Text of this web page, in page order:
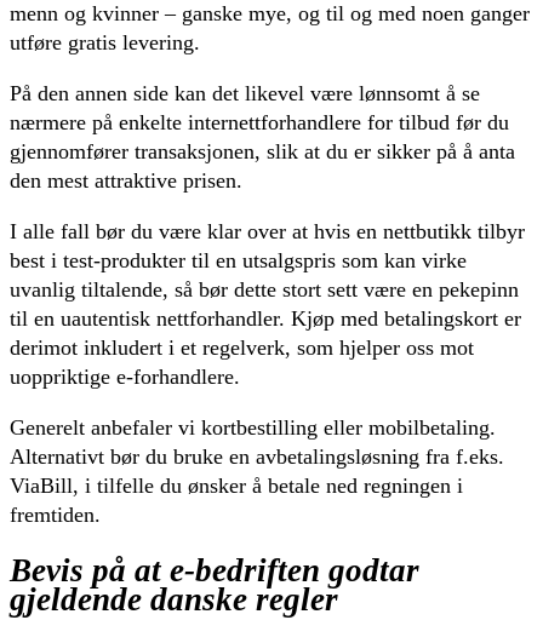
menn og kvinner – ganske mye, og til og med noen ganger
utføre gratis levering.
På den annen side kan det likevel være lønnsomt å se
nærmere på enkelte internettforhandlere for tilbud før du
gjennomfører transaksjonen, slik at du er sikker på å anta
den mest attraktive prisen.
I alle fall bør du være klar over at hvis en nettbutikk tilbyr
best i test-produkter til en utsalgspris som kan virke
uvanlig tiltalende, så bør dette stort sett være en pekepinn
til en uautentisk nettforhandler. Kjøp med betalingskort er
derimot inkludert i et regelverk, som hjelper oss mot
uoppriktige e-forhandlere.
Generelt anbefaler vi kortbestilling eller mobilbetaling.
Alternativt bør du bruke en avbetalingsløsning fra f.eks.
ViaBill, i tilfelle du ønsker å betale ned regningen i
fremtiden.
Bevis på at e-bedriften godtar
gjeldende danske regler